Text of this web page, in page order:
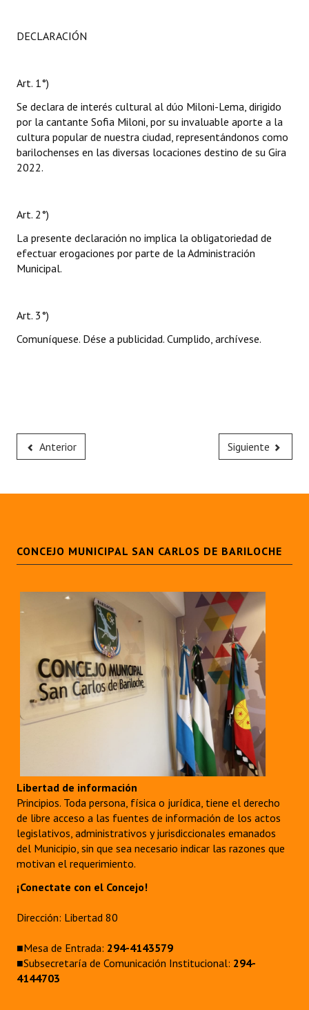
DECLARACIÓN
Art. 1°)
Se declara de interés cultural al dúo Miloni-Lema, dirigido
por la cantante Sofia Miloni, por su invaluable aporte a la
cultura popular de nuestra ciudad, representándonos como
barilochenses en las diversas locaciones destino de su Gira
2022.
Art. 2°)
La presente declaración no implica la obligatoriedad de
efectuar erogaciones por parte de la Administración
Municipal.
Art. 3°)
Comuníquese. Dése a publicidad. Cumplido, archívese.
Anterior Siguiente
CONCEJO MUNICIPAL SAN CARLOS DE BARILOCHE
Libertad de información
Principios. Toda persona, física o jurídica, tiene el derecho
de libre acceso a las fuentes de información de los actos
legislativos, administrativos y jurisdiccionales emanados
del Municipio, sin que sea necesario indicar las razones que
motivan el requerimiento.
¡Conectate con el Concejo!
Dirección: Libertad 80
■Mesa de Entrada: 294-4143579
■Subsecretaría de Comunicación Institucional: 294-
4144703